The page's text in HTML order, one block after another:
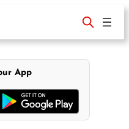
App